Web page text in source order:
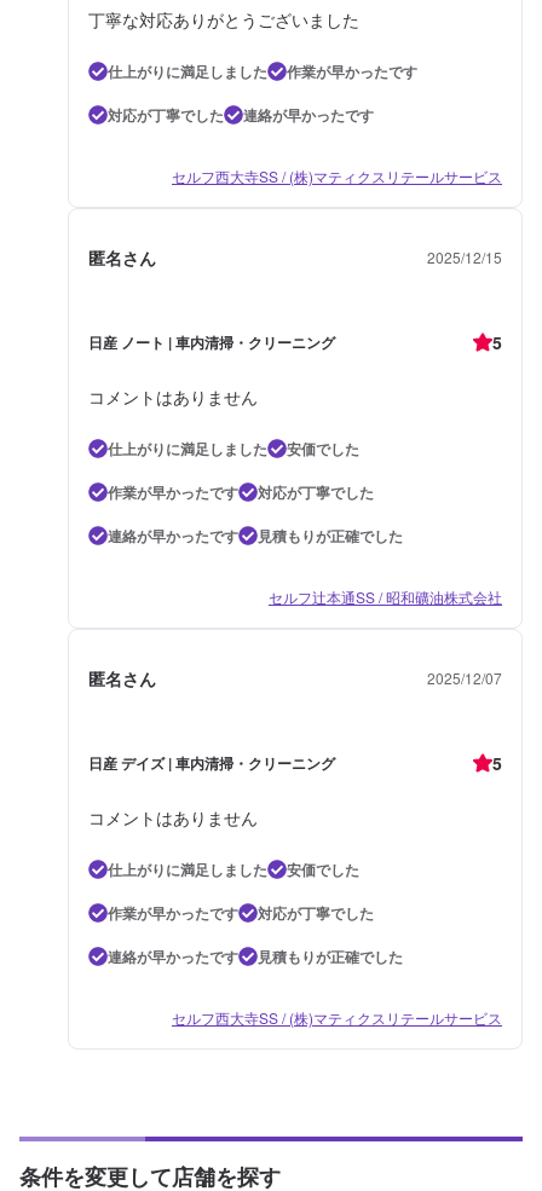
丁寧な対応ありがとうございました
仕上がりに満足しました
作業が早かったです
対応が丁寧でした
連絡が早かったです
セルフ西大寺SS / (株)マティクスリテールサービス
匿名さん 2025/12/15
日産 ノート | 車内清掃・クリーニング 5
コメントはありません
仕上がりに満足しました
安価でした
作業が早かったです
対応が丁寧でした
連絡が早かったです
見積もりが正確でした
セルフ辻本通SS / 昭和礦油株式会社
匿名さん 2025/12/07
日産 デイズ | 車内清掃・クリーニング 5
コメントはありません
仕上がりに満足しました
安価でした
作業が早かったです
対応が丁寧でした
連絡が早かったです
見積もりが正確でした
セルフ西大寺SS / (株)マティクスリテールサービス
条件を変更して店舗を探す